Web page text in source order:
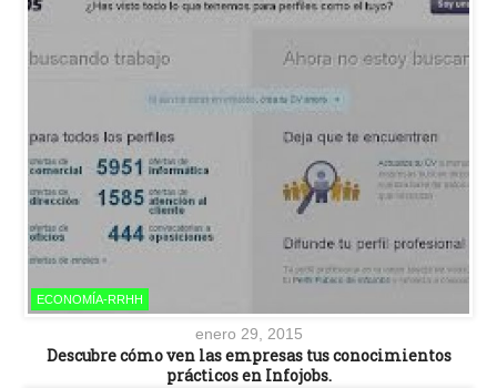
ECONOMÍA-RRHH
enero 29, 2015
Descubre cómo ven las empresas tus conocimientos
prácticos en Infojobs.